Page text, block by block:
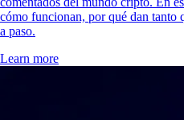
cómo funcionan, por qué dan tanto
a paso.
Learn more